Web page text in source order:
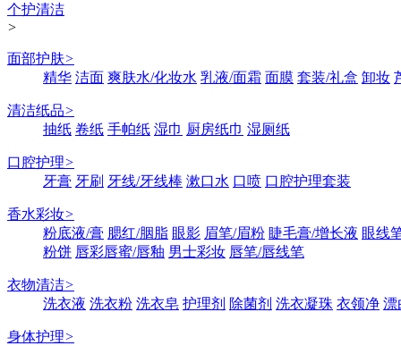
个护清洁
>
面部护肤>
精华 洁面 爽肤水/化妆水 乳液/面霜 面膜 套装/礼盒 卸妆
清洁纸品>
抽纸 卷纸 手帕纸 湿巾 厨房纸巾 湿厕纸
口腔护理>
牙膏 牙刷 牙线/牙线棒 漱口水 口喷 口腔护理套装
香水彩妆>
粉底液/膏 腮红/胭脂 眼影 眉笔/眉粉 睫毛膏/增长液 眼线
粉饼 唇彩唇蜜/唇釉 男士彩妆 唇笔/唇线笔
衣物清洁>
洗衣液 洗衣粉 洗衣皂 护理剂 除菌剂 洗衣凝珠 衣领净 漂
身体护理>